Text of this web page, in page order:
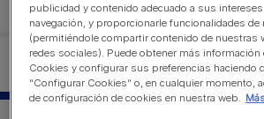
publicidad y contenido adecuado a sus
navegación, y proporcionarle funcionalidades de
(permitiéndole compartir contenido de nuestras
redes sociales). Puede obtener más información
Cookies y configurar sus preferencias haciendo
“Configurar Cookies” o, en cualquier momento,
de configuración de cookies en nuestra web.